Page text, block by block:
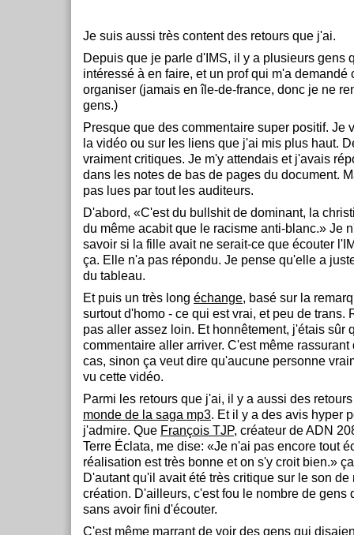
Je suis aussi très content des retours que j'ai.
Depuis que je parle d'IMS, il y a plusieurs gens
intéressé à en faire, et un prof qui m'a demandé
organiser (jamais en île-de-france, donc je ne
gens.)
Presque que des commentaire super positif. Je
la vidéo ou sur les liens que j'ai mis plus haut.
vraiment critiques. Je m'y attendais et j'avais
dans les notes de bas de pages du document.
pas lues par tout les auditeurs.
D'abord, «C'est du bullshit de dominant, la
du même acabit que le racisme anti-blanc.» Je
savoir si la fille avait ne serait-ce que écouter
ça. Elle n'a pas répondu. Je pense qu'elle a
du tableau.
Et puis un très long échange, basé sur la
surtout d'homo - ce qui est vrai, et peu de trans.
pas aller assez loin. Et honnêtement, j'étais sûr
commentaire aller arriver. C'est même rassurant
cas, sinon ça veut dire qu'aucune personne
vu cette vidéo.
Parmi les retours que j'ai, il y a aussi des
monde de la saga mp3. Et il y a des avis hyper
j'admire. Que François TJP, créateur de ADN
Terre Éclata, me dise: «Je n'ai pas encore tout
réalisation est très bonne et on s'y croit bien.»
D'autant qu'il avait été très critique sur le son de
création. D'ailleurs, c'est fou le nombre de gens
sans avoir fini d'écouter.
C'est même marrant de voir des gens qui